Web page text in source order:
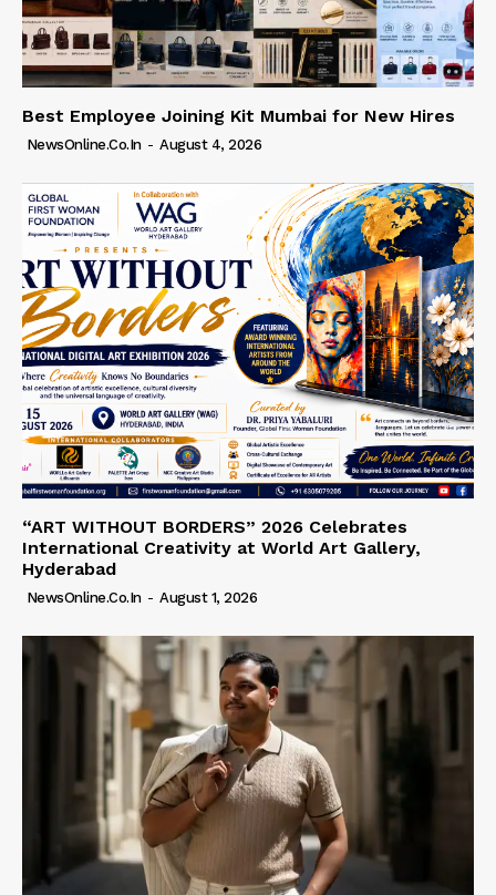
Best Employee Joining Kit Mumbai for New Hires
NewsOnline.co.in - August 4, 2026
“ART WITHOUT BORDERS” 2026 Celebrates
International Creativity at World Art Gallery,
Hyderabad
NewsOnline.co.in - August 1, 2026